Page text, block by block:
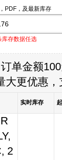
PDF，及最新库存
存数据任选
单金额
大更优惠
实时库存
2